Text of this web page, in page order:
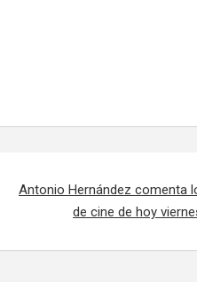
Antonio Hernández comenta
de cine de hoy